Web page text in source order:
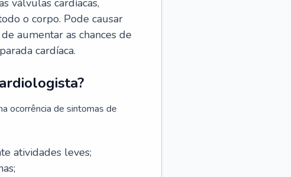
válvulas cardíacas,
o corpo. Pode causar
aumentar as chances de
cardíaca.
ocorrência de sintomas de
atividades leves;